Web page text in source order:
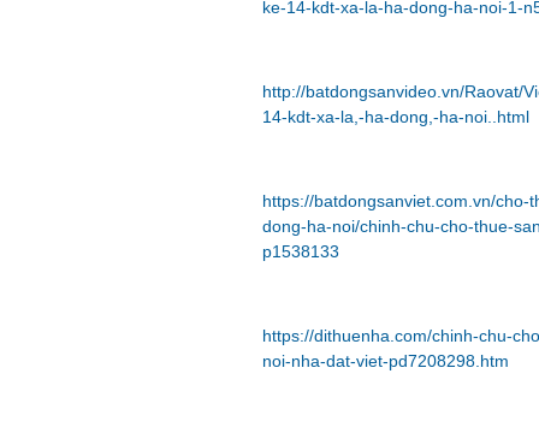
ke-14-kdt-xa-la-ha-dong-ha-noi-1-
http://batdongsanvideo.vn/Raovat/
14-kdt-xa-la,-ha-dong,-ha-noi..html
https://batdongsanviet.com.vn/
dong-ha-noi/chinh-chu-cho-thue-
p1538133
https://dithuenha.com/chinh-chu-
noi-nha-dat-viet-pd7208298.htm